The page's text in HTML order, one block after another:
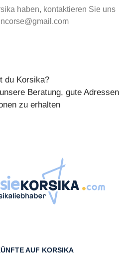
haben, kontaktieren Sie uns
du Korsika?
Beratung, gute Adressen
zu erhalten
AUF KORSIKA